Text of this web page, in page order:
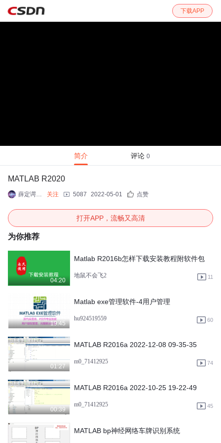
下载APP
简介 评论 0
MATLAB R2020
薛定谔的汤姆 关注 5087 2022-05-01 点赞
打开APP，流畅又高清
为你推荐
04:20
Matlab R2016b怎样下载安装教程附软件包
地鼠不会飞2 11
19:45
Matlab exe管理软件-4用户管理
hu924519559 60
01:27
MATLAB R2016a 2022-12-08 09-35-35
m0_71412925 74
00:39
MATLAB R2016a 2022-10-25 19-22-49
m0_71412925 45
MATLAB bp神经网络车牌识别系统